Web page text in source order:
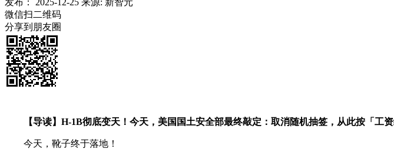
发布： 2025-12-25 来源: 新智元
微信扫二维码
分享到朋友圈
【导读】H-1B彻底变天！今天，美国国土安全部最终敲定：取消随机抽签，从此按「工
今天，靴子终于落地！